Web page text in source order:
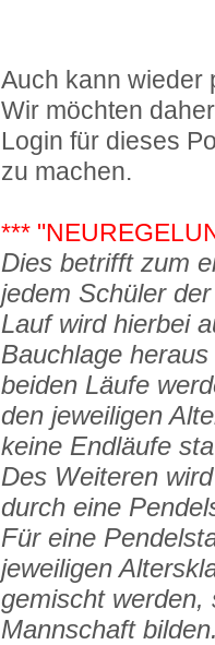
Auch kann wieder
Wir möchten
Login für dieses
zu machen.
***
Dies betrifft zum
jedem Schüler
Lauf wird hierbei
Bauchlage
beiden Läufe
den jeweiligen
keine Endläufe
Des Weiteren
durch eine
Für eine
jeweiligen
gemischt werden,
Mannschaft